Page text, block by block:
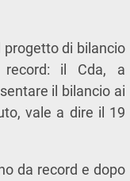
progetto di bilancio
record: il Cda, a
il bilancio ai
vale a dire il 19
da record e dopo